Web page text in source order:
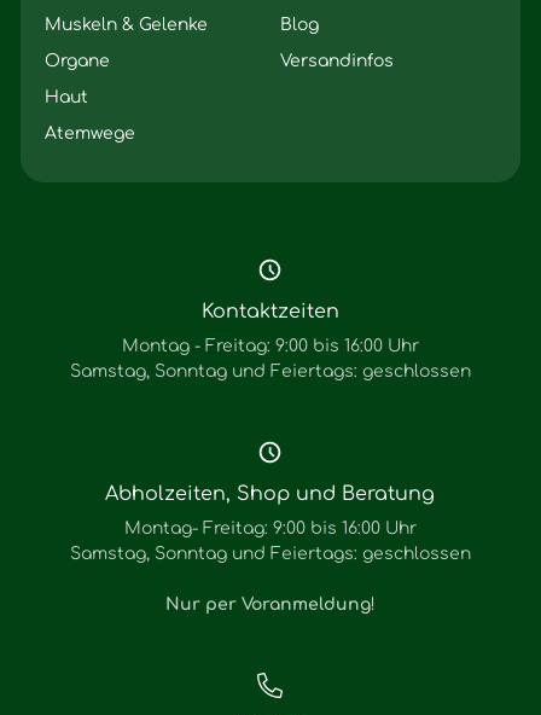
Muskeln & Gelenke
Organe
Haut
Atemwege
Blog
Versandinfos
Kontaktzeiten
Montag - Freitag: 9:00 bis 16:00 Uhr
Samstag, Sonntag und Feiertags: geschlossen
Abholzeiten, Shop und Beratung
Montag- Freitag: 9:00 bis 16:00 Uhr
Samstag, Sonntag und Feiertags: geschlossen
Nur per Voranmeldung!